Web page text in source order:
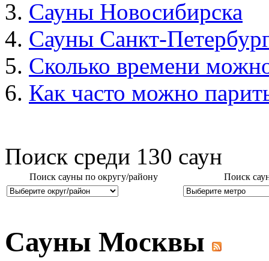
Сауны Новосибирска
Сауны Санкт-
Сколько времени
Как часто можно
Поиск среди 130 саун
Поиск сауны по округу/району Поиск
Сауны Москвы